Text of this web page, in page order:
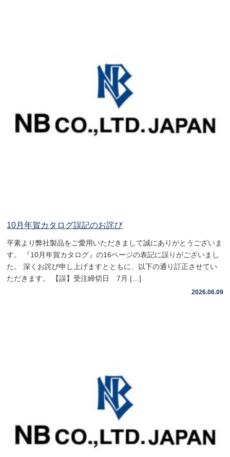
10月年賀カタログ誤記のお詫び
平素より弊社製品をご愛用いただきまして誠にありがとうございま
す。 『10月年賀カタログ』の16ページの表記に誤りがございまし
た。 深くお詫び申し上げますとともに、以下の通り訂正させてい
ただきます。 【誤】受注締切日 7月 […]
2026.06.09